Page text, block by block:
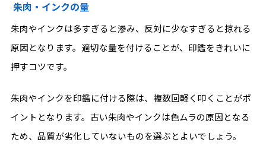
朱肉・インクの量
朱肉やインクは多すぎると滲み、反対に少なすぎると掠れる
原因となります。適切な量を付けることが、印鑑をきれいに
押すコツです。
朱肉やインクを印鑑に付ける際は、複数回軽く叩くことがポ
イントとなります。古い朱肉やインクは色ムラの原因となる
ため、品質が劣化していないものを選ぶとよいでしょう。